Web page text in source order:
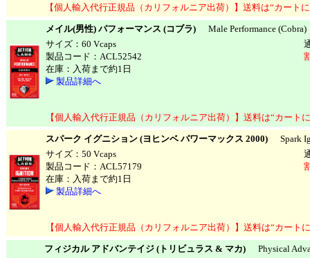
【個人輸入代行正規品（カリフォルニア出荷）】送料は“カート
メイル(男性) パフォーマンス (コブラ) Male Performance (Cobra)
サイズ：60 Vcaps
製品コード：ACL52542
在庫：入荷まで約1日
製品詳細へ
【個人輸入代行正規品（カリフォルニア出荷）】送料は“カート
スパーク イグニション (ヨヒンベ パワーマックス 2000) Spark
サイズ：50 Vcaps
製品コード：ACL57179
在庫：入荷まで約1日
製品詳細へ
【個人輸入代行正規品（カリフォルニア出荷）】送料は“カート
フィジカル アドバンテイジ (トリビュラス & マカ) Physical